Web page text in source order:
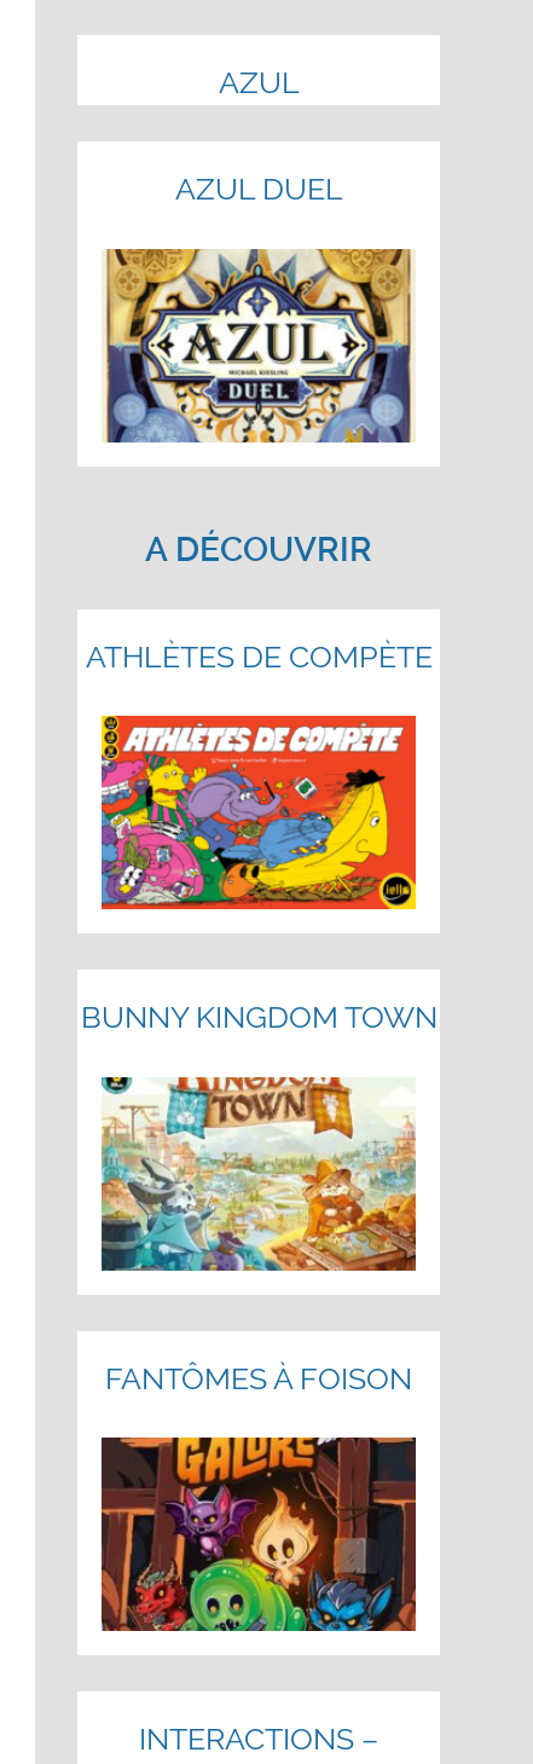
AZUL
AZUL DUEL
A DÉCOUVRIR
ATHLÈTES DE COMPÈTE
BUNNY KINGDOM TOWN
FANTÔMES À FOISON
INTERACTIONS –